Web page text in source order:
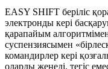
EASY SHIFT беріліс
электронды кері
қарапайым
суспензиясымен
командирлер кері
оларды жеңеді. тегіс